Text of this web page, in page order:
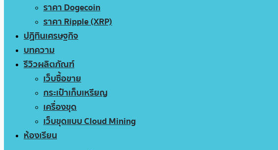
ราคา Dogecoin
ราคา Ripple (XRP)
ปฏิทินเศรษฐกิจ
บทความ
รีวิวผลิตภัณฑ์
เว็บซื้อขาย
กระเป๋าเก็บเหรียญ
เครื่องขุด
เว็บขุดแบบ Cloud Mining
ห้องเรียน